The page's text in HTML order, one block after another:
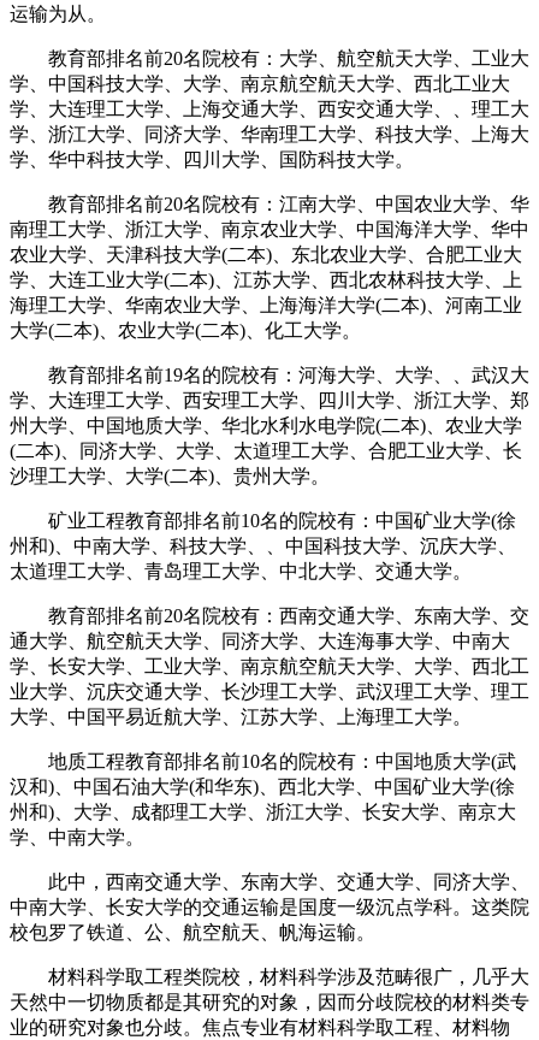
运输为从。
教育部排名前20名院校有：大学、航空航天大学、工业大
学、中国科技大学、大学、南京航空航天大学、西北工业大
学、大连理工大学、上海交通大学、西安交通大学、、理工大
学、浙江大学、同济大学、华南理工大学、科技大学、上海大
学、华中科技大学、四川大学、国防科技大学。
教育部排名前20名院校有：江南大学、中国农业大学、华
南理工大学、浙江大学、南京农业大学、中国海洋大学、华中
农业大学、天津科技大学(二本)、东北农业大学、合肥工业大
学、大连工业大学(二本)、江苏大学、西北农林科技大学、上
海理工大学、华南农业大学、上海海洋大学(二本)、河南工业
大学(二本)、农业大学(二本)、化工大学。
教育部排名前19名的院校有：河海大学、大学、、武汉大
学、大连理工大学、西安理工大学、四川大学、浙江大学、郑
州大学、中国地质大学、华北水利水电学院(二本)、农业大学
(二本)、同济大学、大学、太道理工大学、合肥工业大学、长
沙理工大学、大学(二本)、贵州大学。
矿业工程教育部排名前10名的院校有：中国矿业大学(徐
州和)、中南大学、科技大学、、中国科技大学、沉庆大学、
太道理工大学、青岛理工大学、中北大学、交通大学。
教育部排名前20名院校有：西南交通大学、东南大学、交
通大学、航空航天大学、同济大学、大连海事大学、中南大
学、长安大学、工业大学、南京航空航天大学、大学、西北工
业大学、沉庆交通大学、长沙理工大学、武汉理工大学、理工
大学、中国平易近航大学、江苏大学、上海理工大学。
地质工程教育部排名前10名的院校有：中国地质大学(武
汉和)、中国石油大学(和华东)、西北大学、中国矿业大学(徐
州和)、大学、成都理工大学、浙江大学、长安大学、南京大
学、中南大学。
此中，西南交通大学、东南大学、交通大学、同济大学、
中南大学、长安大学的交通运输是国度一级沉点学科。这类院
校包罗了铁道、公、航空航天、帆海运输。
材料科学取工程类院校，材料科学涉及范畴很广，几乎大
天然中一切物质都是其研究的对象，因而分歧院校的材料类专
业的研究对象也分歧。焦点专业有材料科学取工程、材料物